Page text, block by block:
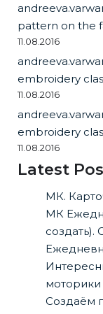
pattern on the
11.08.2016
embroidery
11.08.2016
embroidery
11.08.2016
Latest
МК.
МК
создать).
Создаём